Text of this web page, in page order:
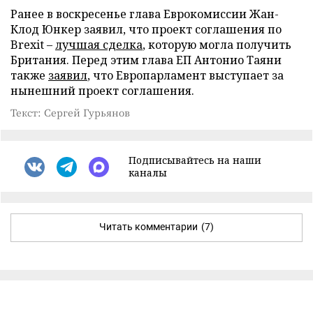
Ранее в воскресенье глава Еврокомиссии Жан-
Клод Юнкер заявил, что проект соглашения по
Brexit –лучшая сделка, которую могла получить
Британия. Перед этим глава ЕП Антонио Таяни
также заявил, что Европарламент выступает за
нынешний проект соглашения.
Текст: Сергей Гурьянов
Подписывайтесь на наши
каналы
Читать комментарии (7)